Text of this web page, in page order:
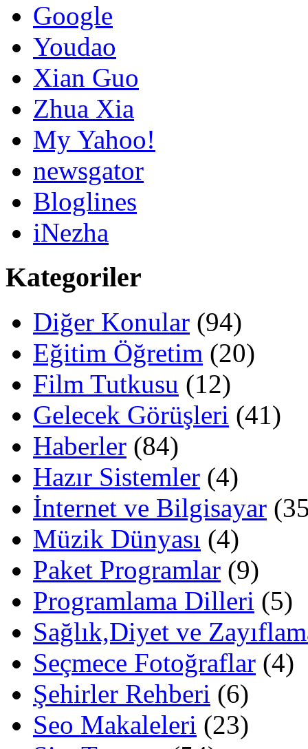
Google
Youdao
Xian Guo
Zhua Xia
My Yahoo!
newsgator
Bloglines
iNezha
Kategoriler
Diğer Konular (94)
Eğitim Öğretim (20)
Film Tutkusu (12)
Gelecek Görüşleri (41)
Haberler (84)
Hazır Sistemler (4)
İnternet ve Bilgisayar
Müzik Dünyası (4)
Paket Programlar (9)
Programlama Dilleri (5)
Sağlık,Diyet ve
Seçmece Fotoğraflar (4)
Şehirler Rehberi (6)
Seo Makaleleri (23)